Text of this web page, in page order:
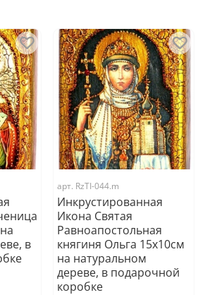
в
арт. RzTI-044.m
Инкрустированная
Икона Святая
Равноапостольная
княгиня Ольга 15х10см
на натуральном
дереве, в подарочной
коробке